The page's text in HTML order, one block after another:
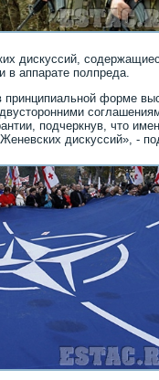
дискуссий,
в аппарате полпреда.
принципиальной форме
подчеркнув, что
дискуссий», -